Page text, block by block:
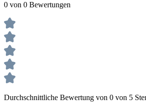
0 von 0 Bewertungen
Durchschnittliche Bewertung von 0 von 5